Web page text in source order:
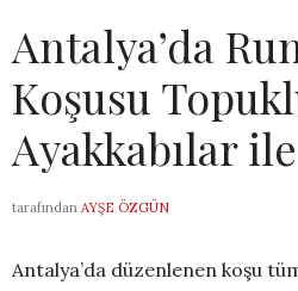
Antalya’da
Koşusu
Ayakkabılar ile
tarafından AYŞE ÖZGÜN
Antalya’da düzenlenen koşu